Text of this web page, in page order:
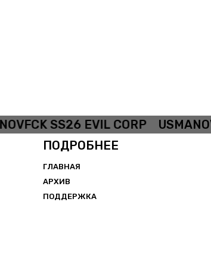
SS26 EVIL CORP
ПОДДЕРЖКА
ПОДРОБНЕЕ
ГЛАВНАЯ
АРХИВ